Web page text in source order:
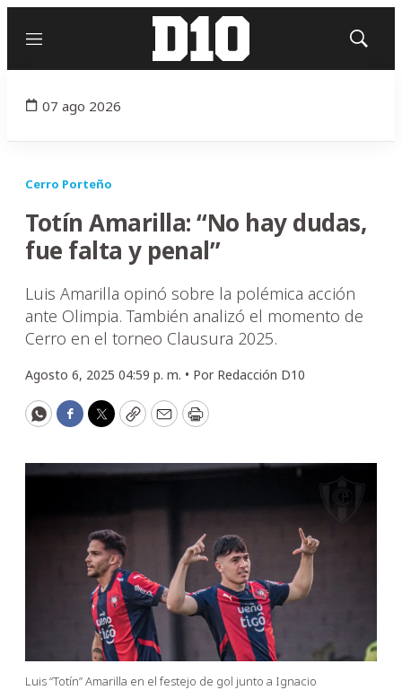
Menú
Mostrar
07 ago 2026
Cerro Porteño
Totín Amarilla: “No hay dudas,
fue falta y penal”
Luis Amarilla opinó sobre la polémica acción
ante Olimpia. También analizó el momento de
Cerro en el torneo Clausura 2025.
Agosto 6, 2025 04:59 p. m. • Por Redacción D10
WhatsApp
Facebook
Twitter
CopyEmailPrint
Luis “Totín” Amarilla en el festejo de gol junto a Ignacio